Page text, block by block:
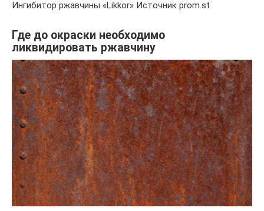
Ингибитор ржавчины «Likkor» Источник prom.st
Где до окраски необходимо
ликвидировать ржавчину